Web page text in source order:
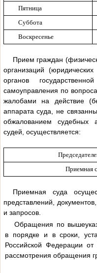
Пятница
Суббота
Воскресенье
Прием граждан
организаций
органов
самоуправления по
жалобами на действие
аппарата суда, не
обжалованием судебных
судей, осуществляется:
Приемная
Приемная суда
представлений,
и запросов.
Обращения по
в порядке и в сроки,
Российской Федерации
рассмотрения обращения